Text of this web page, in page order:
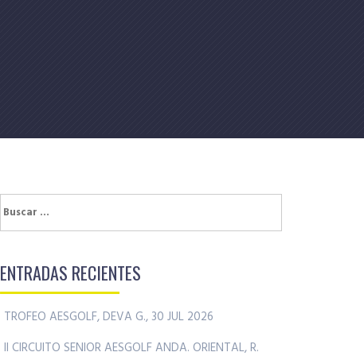
Buscar:
ENTRADAS RECIENTES
TROFEO AESGOLF, DEVA G., 30 JUL 2026
II CIRCUITO SENIOR AESGOLF ANDA. ORIENTAL, R.